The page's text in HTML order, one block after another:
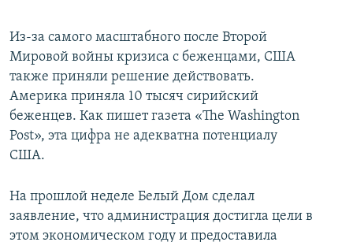
Из-за самого масштабного после Второй
Мировой войны кризиса с беженцами, США
также приняли решение действовать.
Америка приняла 10 тысяч сирийский
беженцев. Как пишет газета «The Washington
Post», эта цифра не адекватна потенциалу
США.
На прошлой неделе Белый Дом сделал
заявление, что администрация достигла цели в
этом экономическом году и предоставила